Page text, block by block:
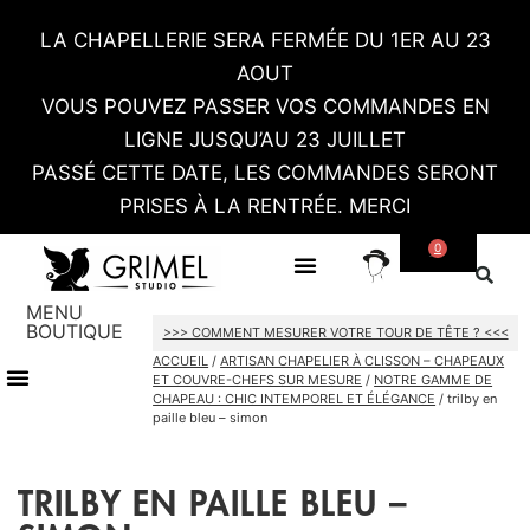
LA CHAPELLERIE SERA FERMÉE DU 1ER AU 23
AOUT
VOUS POUVEZ PASSER VOS COMMANDES EN
LIGNE JUSQU’AU 23 JUILLET
PASSÉ CETTE DATE, LES COMMANDES SERONT
PRISES À LA RENTRÉE. MERCI
0
MENU
BOUTIQUE
>>> COMMENT MESURER VOTRE TOUR DE TÊTE ? <<<
ACCUEIL /ARTISAN CHAPELIER À CLISSON – CHAPEAUX
ET COUVRE-CHEFS SUR MESURE / NOTRE GAMME DE
CHAPEAU : CHIC INTEMPOREL ET ÉLÉGANCE / trilby en
paille bleu – simon
TRILBY EN PAILLE BLEU –